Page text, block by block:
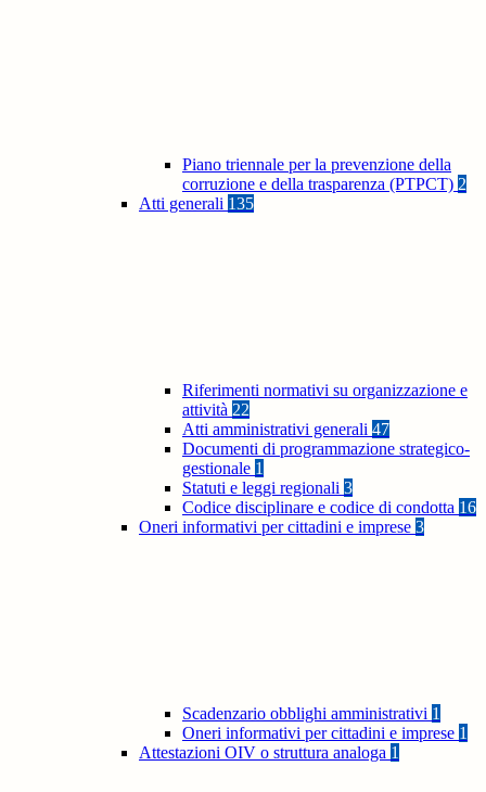
Piano triennale per la prevenzione della
corruzione e della trasparenza (PTPCT) 2
Atti generali 135
Riferimenti normativi su organizzazione e
attività 22
Atti amministrativi generali 47
Documenti di programmazione strategico-
gestionale 1
Statuti e leggi regionali 3
Codice disciplinare e codice di condotta 16
Oneri informativi per cittadini e imprese 3
Scadenzario obblighi amministrativi 1
Oneri informativi per cittadini e imprese 1
Attestazioni OIV o struttura analoga 1